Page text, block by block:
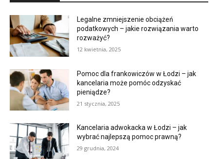
Legalne zmniejszenie obciążeń
podatkowych – jakie rozwiązania warto
rozważyć?
12 kwietnia, 2025
Pomoc dla frankowiczów w Łodzi – jak
kancelaria może pomóc odzyskać
pieniądze?
21 stycznia, 2025
Kancelaria adwokacka w Łodzi – jak
wybrać najlepszą pomoc prawną?
29 grudnia, 2024